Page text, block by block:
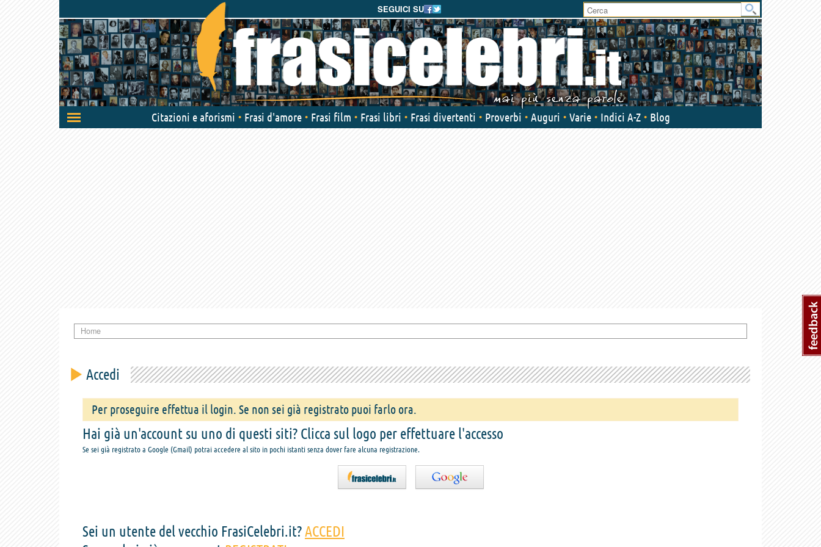
SEGUICI SU
Attiva/disattiva
navigazione
Citazioni e aforismi Frasi d'amore Frasi film Frasi libri Frasi divertenti Proverbi Auguri Varie Indici A-Z Blog
Home
Accedi
Per proseguire effettua il login. Se non sei già registrato puoi farlo ora.
Hai già un'account su uno di questi siti? Clicca sul logo per effettuare l'accesso
Se sei già registrato a Google (Gmail) potrai accedere al sito in pochi istanti senza dover fare alcuna registrazione.
Sei un utente del vecchio FrasiCelebri.it?ACCEDI